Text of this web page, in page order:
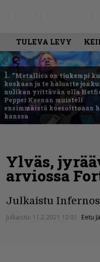
TULEVA LEVY
1. ”Metallica on tiukempi
koskaan ja te haluatte
nulikan yrittävän olla
Pepper Keenan muisteli
ensimmäistä koesoittoaan
kanssa
Ylväs,
arviossa
Julkaistu
Julkaistu: 11.2.2021 12:01 Eetu